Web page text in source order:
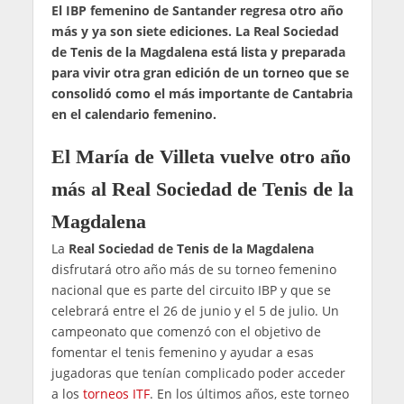
El IBP femenino de Santander regresa otro año
más y ya son siete ediciones. La Real Sociedad
de Tenis de la Magdalena está lista y preparada
para vivir otra gran edición de un torneo que se
consolidó como el más importante de Cantabria
en el calendario femenino.
El María de Villeta vuelve otro año
más al Real Sociedad de Tenis de la
Magdalena
La Real Sociedad de Tenis de la Magdalena
disfrutará otro año más de su torneo femenino
nacional que es parte del circuito IBP y que se
celebrará entre el 26 de junio y el 5 de julio. Un
campeonato que comenzó con el objetivo de
fomentar el tenis femenino y ayudar a esas
jugadoras que tenían complicado poder acceder
a los torneos ITF. En los últimos años, este torneo